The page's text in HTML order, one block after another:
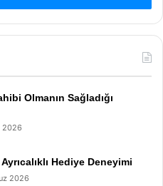
Olmanın Sağladığı
2026
Hediye Deneyimi
2026